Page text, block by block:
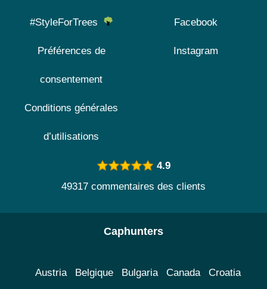
#StyleForTrees
Préférences de
consentement
Conditions générales
d’utilisations
Facebook
Instagram
4.9
49317 commentaires des clients
Caphunters
Austria Belgique Bulgaria Canada Croatia